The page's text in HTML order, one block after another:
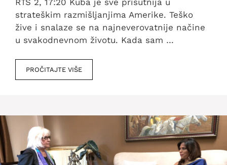
strateškim razmišljanjima Amerike. Teško
žive i snalaze se na najneverovatnije načine
u svakodnevnom životu. Kada sam …
PROČITAJTE VIŠE